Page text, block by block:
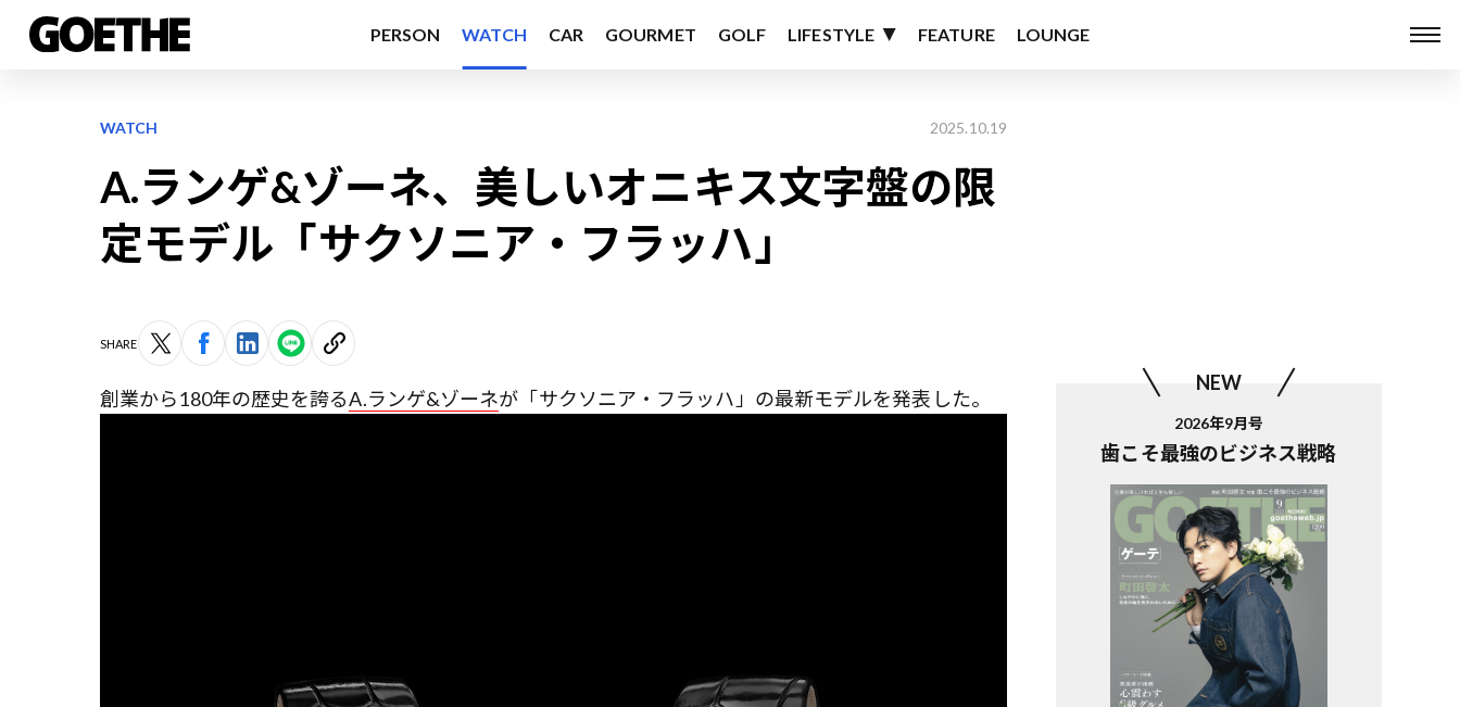
PERSON WATCH CAR GOURMET GOLF LIFESTYLE FEATURE LOUNGE
WATCH 2025.10.19
A.ランゲ&ゾーネ、美しいオニキス文字盤の限
定モデル「サクソニア・フラッハ」
SHARE
創業から180年の歴史を誇るA.ランゲ&ゾーネが「サクソニア・フラッハ」の最新モデルを発表した。
NEW
2026年9月号
歯こそ最強のビジネス戦略